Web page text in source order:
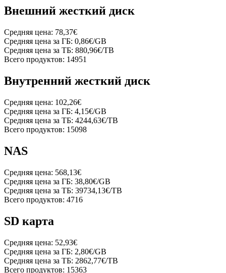
Внешний жесткий диск
Средняя цена: 78,37€
Средняя цена за ГБ: 0,86€/GB
Средняя цена за ТБ: 880,96€/TB
Всего продуктов: 14951
Внутренний жесткий диск
Средняя цена: 102,26€
Средняя цена за ГБ: 4,15€/GB
Средняя цена за ТБ: 4244,63€/TB
Всего продуктов: 15098
NAS
Средняя цена: 568,13€
Средняя цена за ГБ: 38,80€/GB
Средняя цена за ТБ: 39734,13€/TB
Всего продуктов: 4716
SD карта
Средняя цена: 52,93€
Средняя цена за ГБ: 2,80€/GB
Средняя цена за ТБ: 2862,77€/TB
Всего продуктов: 15363